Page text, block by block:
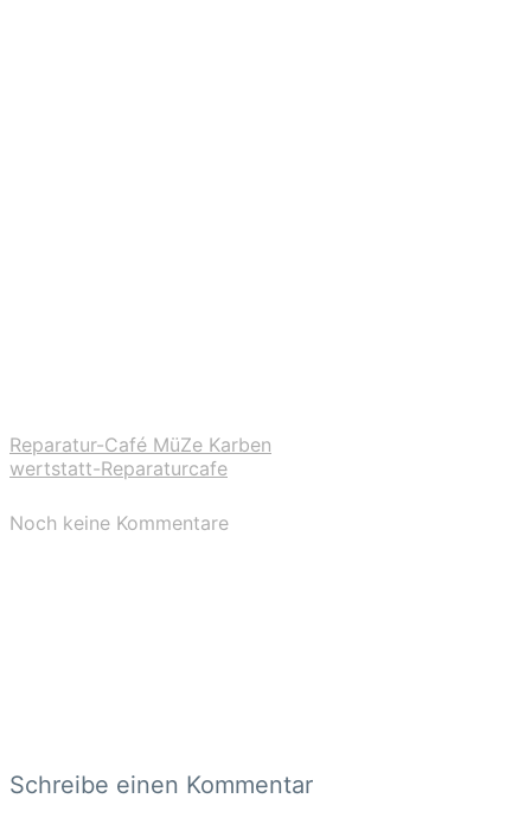
Reparatur-Café MüZe Karben
wertstatt-Reparaturcafe
Noch keine Kommentare
Schreibe einen Kommentar